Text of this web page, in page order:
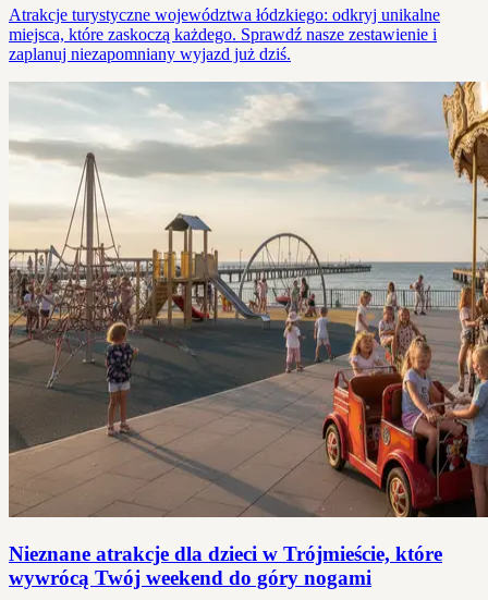
Atrakcje turystyczne województwa łódzkiego: odkryj unikalne
miejsca, które zaskoczą każdego. Sprawdź nasze zestawienie i
zaplanuj niezapomniany wyjazd już dziś.
Nieznane atrakcje dla dzieci w Trójmieście, które
wywrócą Twój weekend do góry nogami